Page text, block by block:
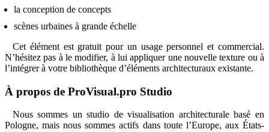
la conception de concepts
scènes urbaines à grande échelle
Cet élément est gratuit pour un usage personnel et commercial.
N’hésitez pas à le modifier, à lui appliquer une nouvelle texture ou à
l’intégrer à votre bibliothèque d’éléments architecturaux existante.
À propos de ProVisual.pro Studio
Nous sommes un studio de visualisation architecturale basé en
Pologne, mais nous sommes actifs dans toute l’Europe, aux États-